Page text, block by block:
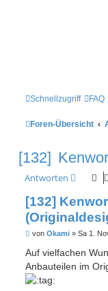
Schnellzugriff FAQ
Foren-Übersicht
[132]
Antworten
[132]
B
i
r
a
g
von Okami » Sa 1.
Auf vielfachen
Anbauteilen im